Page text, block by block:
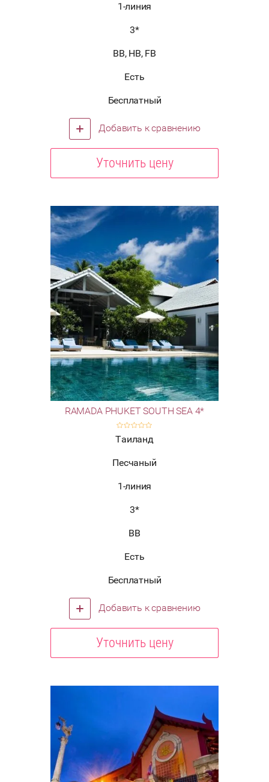
1-линия
3*
BB, HB, FB
Есть
Бесплатный
Добавить к сравнению
Уточнить цену
RAMADA PHUKET SOUTH SEA 4*
Таиланд
Песчаный
1-линия
3*
BB
Есть
Бесплатный
Добавить к сравнению
Уточнить цену